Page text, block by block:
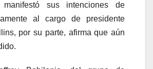
sus intenciones de
al cargo de presidente
por su parte, afirma que aún